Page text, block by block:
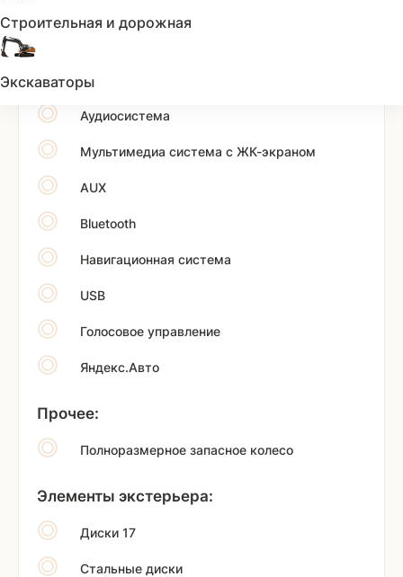
Строительная и дорожная
ЭкскаваторыAndroid Auto
Аудиосистема
Мультимедиа система с ЖК-экраном
AUX
Bluetooth
Навигационная система
USB
Голосовое управление
Яндекс.Авто
Прочее:
Полноразмерное запасное колесо
Элементы экстерьера:
Диски 17
Стальные диски